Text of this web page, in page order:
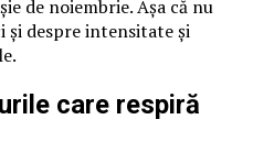
de noiembrie. Așa că nu
și despre intensitate și
care respiră